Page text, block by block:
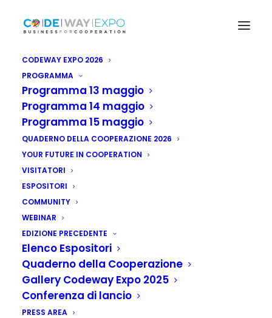
CODEWAY EXPO 2026
PROGRAMMA
Programma 13 maggio
Programma 14 maggio
Programma 15 maggio
QUADERNO DELLA COOPERAZIONE 2026
YOUR FUTURE IN COOPERATION
VISITATORI
ESPOSITORI
COMMUNITY
WEBINAR
EDIZIONE PRECEDENTE
Elenco Espositori
Quaderno della Cooperazione
Gallery Codeway Expo 2025
Conferenza di lancio
PRESS AREA